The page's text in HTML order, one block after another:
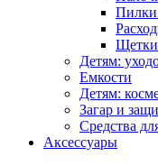
Пилки
Детям:
Емкости
Детям:
Загар и
Средства
Аксессуары